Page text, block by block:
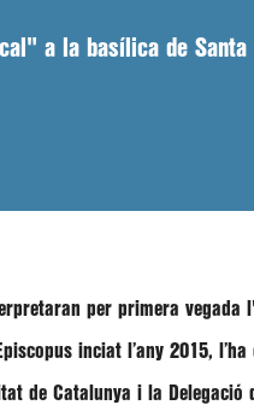
a la basílica de
per primera vegada
inciat l’any 2015,
de Catalunya i la Delegació